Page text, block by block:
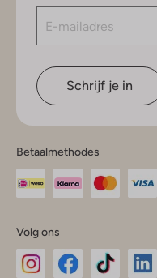
Schrijf je in
Betaalmethodes
Volg ons